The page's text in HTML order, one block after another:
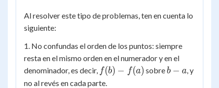
Al resolver este tipo de problemas, ten en cuenta lo
siguiente:
1. No confundas el orden de los puntos: siempre
resta en el mismo orden en el numerador y en el
denominador, es decir, f(b)
-
f(b) − f(a) sobreb
b − a , y
no al revés en cada parte.